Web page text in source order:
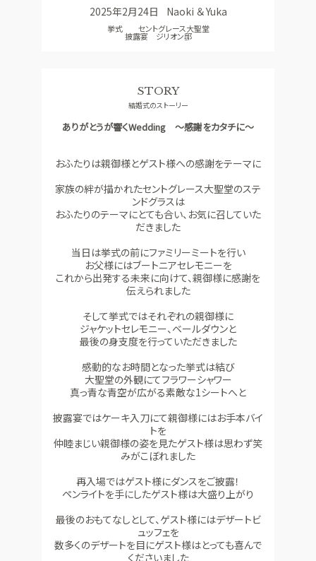
CEREMONY PARTY
披露宴会場
SMALL WEDDING ACCESS
お手伝い
資料請求 お問い合わせ フェア予約
2025年2月24日 Naoki ＆ Yuka
挙式 セントグレース大聖堂
披露宴 ジリオン邸
STORY
結婚式のストーリー
ありがとうが響くWedding ～感謝をカタチに～
おふたりは親御様とゲスト様への感謝をテーマに
家族の絆が描かれたセントグレース大聖堂のステ
ンドグラスは
おふたりのテーマにとても合い、お気に召していた
だきました
当日は挙式の前にファミリーミートを行い
お父様にはブートニアセレモニーを
これから出発する未来に向けて、親御様に感謝を
伝えられました
そして挙式ではそれぞれの親御様に
ジャケットセレモニー、ベールダウンと
最後の身支度を行っていただきました
感動的なお時間となった挙式は結び
大聖堂の外観にてフラワーシャワー
真っ青な青空が広がる素敵な1シートへと
披露宴ではケーキ入刀にて親御様にはお手本バイ
トを
仲睦まじい親御様の姿を見たゲスト様は思わず笑
みがこぼれました
再入場ではゲスト様にダンスをご披露！
ペンライトを手にしたゲスト様は大盛り上がり
最後のおもてなしとして、ゲスト様にはデザートビ
ュッフェを
数多くのデザートを目にゲスト様はとっても喜んで
くださいました